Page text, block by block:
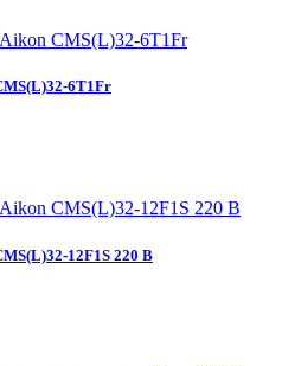
6T1Fr
12F1S 220 В